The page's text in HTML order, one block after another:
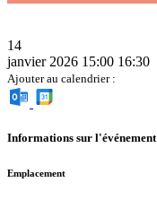
14
janvier 2026 15:00 16:30
Ajouter au calendrier :
Informations sur l'événement
Emplacement